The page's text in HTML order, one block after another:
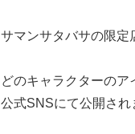
サマンサタバサの限定
どのキャラクターのア
公式SNSにて公開され